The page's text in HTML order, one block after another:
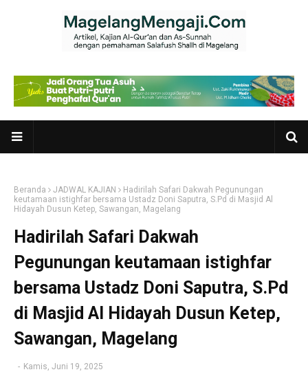
Beranda JADWAL KAJIAN
Hadirilah Safari Dakwah Pegunungan
keutamaan istighfar bersama Ustadz Doni Saputra, S.Pd di Masjid Al
Hidayah Dusun Ketep, Sawangan, Magelang
Hadirilah Safari Dakwah
Pegunungan keutamaan istighfar
bersama Ustadz Doni Saputra, S.Pd
di Masjid Al Hidayah Dusun Ketep,
Sawangan, Magelang
- Kamis, Juni 19, 2025